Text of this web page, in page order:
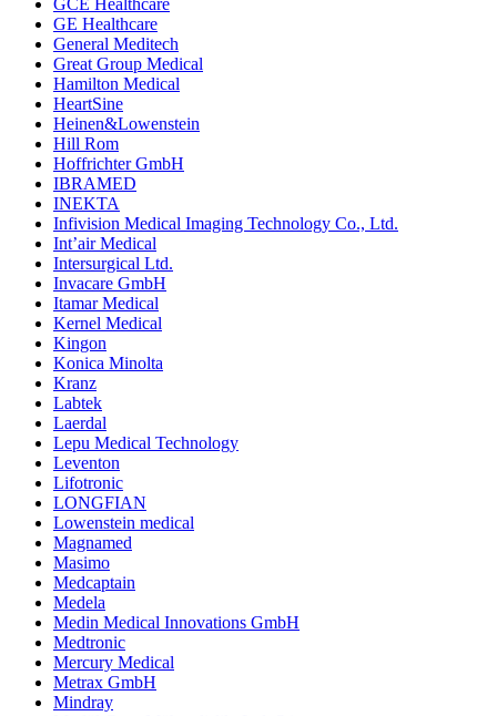
GCE Healthcare
GE Healthcare
General Meditech
Great Group Medical
Hamilton Medical
HeartSine
Heinen&Lowenstein
Hill Rom
Hoffrichter GmbH
IBRAMED
INEKTA
Infivision Medical Imaging Technology Co., Ltd.
Int’air Medical
Intersurgical Ltd.
Invacare GmbH
Itamar Medical
Kernel Medical
Kingon
Konica Minolta
Kranz
Labtek
Laerdal
Lepu Medical Technology
Leventon
Lifotronic
LONGFIAN
Lowenstein medical
Magnamed
Masimo
Medcaptain
Medela
Medin Medical Innovations GmbH
Medtronic
Mercury Medical
Metrax GmbH
Mindray